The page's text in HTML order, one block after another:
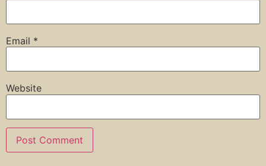
Email *
Website